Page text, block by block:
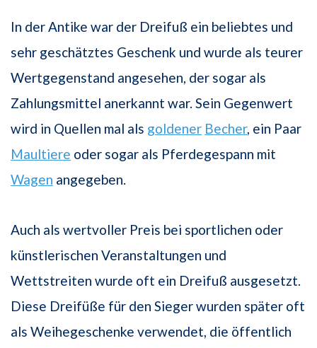
In der Antike war der Dreifuß ein beliebtes und
sehr geschätztes Geschenk und wurde als teurer
Wertgegenstand angesehen, der sogar als
Zahlungsmittel anerkannt war. Sein Gegenwert
wird in Quellen mal als goldener Becher, ein Paar
Maultiere oder sogar als Pferdegespann mit
Wagen angegeben.
Auch als wertvoller Preis bei sportlichen oder
künstlerischen Veranstaltungen und
Wettstreiten wurde oft ein Dreifuß ausgesetzt.
Diese Dreifüße für den Sieger wurden später oft
als Weihegeschenke verwendet, die öffentlich